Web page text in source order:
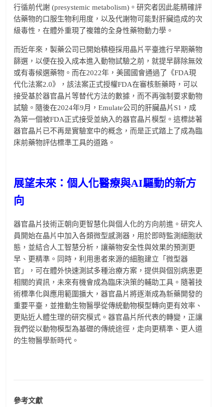
行循前代謝 (presystemic metabolism)。研究者因此能精確評
估藥物的口服生物利用度，以及代謝物可能對肝臟造成的次
級毒性，在體外重現了複雜的全身性藥物動力學。
而近年來，製藥公司已開始積極採用晶片平臺進行早期藥物
篩選，以便在投入成本進入動物試驗之前，就提早篩除無效
或有毒候選藥物。而在2022年，美國國會通過了《FDA現
代化法案2.0》，該法案正式授權FDA在審核新藥時，可以
接受基於器官晶片等替代方法的數據，而不再強制要求動物
試驗。隨後在2024年9月，Emulate公司的肝臟晶片S1，成
為第一個被FDA正式接受並納入的器官晶片模型。這標誌著
器官晶片已不再是實驗室中的概念，而是正式踏上了成為臨
床前藥物評估標準工具的道路。
展望未來：個人化醫療與AI驅動的新方
向
器官晶片技術正朝向更智慧化與個人化的方向前進。研究人
員開始在晶片中加入各類微型感測器，用於即時監測細胞狀
態，並結合人工智慧分析，讓藥物安全性與效果的預測更
早、更精準。同時，利用患者來源的細胞建立「微型器
官」，可在體外快速測試多種治療方案，提供與個別病患更
相關的資訊，未來有機會成為臨床決策的輔助工具。隨著技
術標準化與應用範圍擴大，器官晶片將逐漸成為新藥開發的
重要平臺，並推動生物醫學從傳統動物模型轉向更有效率、
更貼近人體生理的研究模式。器官晶片所代表的轉變，正讓
我們從以動物模型為基礎的傳統途徑，走向更精準、更人道
的生物醫學新時代。
參考文獻